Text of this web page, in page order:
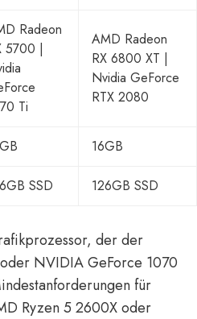
Radeon
5700 |
Ti
AMD Radeon
RX 6800 XT |
Nvidia GeForce
RTX 2080
16GB
SSD 126GB SSD
der der
NVIDIA GeForce 1070
für
Ryzen 5 2600X oder